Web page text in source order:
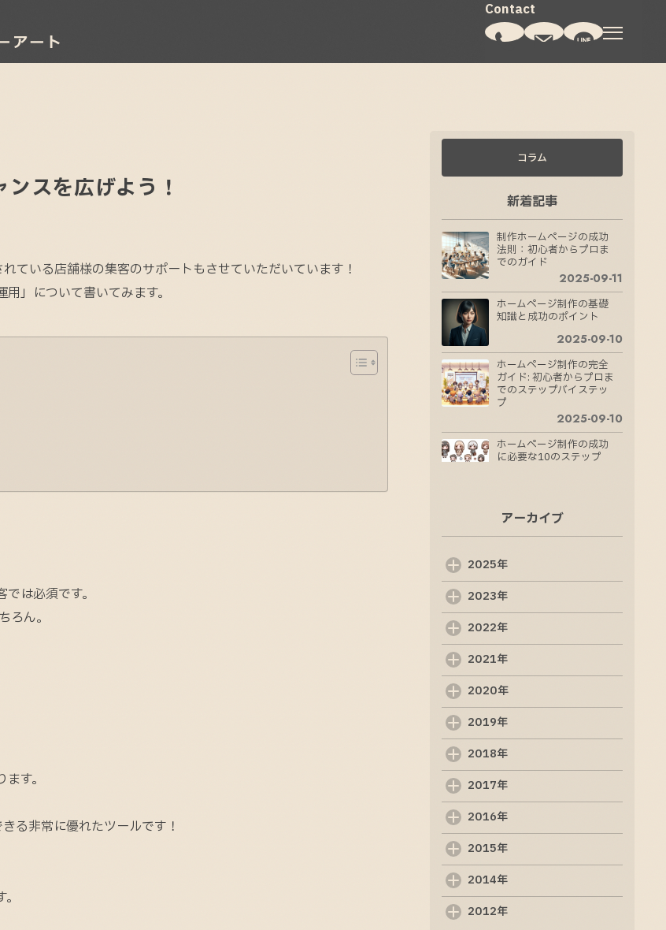
スを広げよう！
ている店舗様の集客のサポートもさせていただいています！
」について書いてみます。
は必須です。
ん。
す。
る非常に優れたツールです！
コラム
新着記事
制作ホームページの成功
法則：初心者からプロま
でのガイド
2025-09-11
ホームページ制作の基礎
知識と成功のポイント
2025-09-10
ホームページ制作の完全
ガイド: 初心者からプロま
でのステップバイステッ
プ
2025-09-10
ホームページ制作の成功
に必要な10のステップ
法則：魅力的なサイトを
Web制作会社の選び方:
成功するためのポイント
Web制作の基礎知識: 初
めての方でも分かるポイ
ント
2025-09-06
ホームページ制作の基本
を理解するためのガイド
2025-09-05
制作ホームページの重要
性と基本知識
ホームページ制作の基礎
知識と成功のポイント
アーカイブ
2025年
2023年
2022年
2021年
2020年
2019年
2018年
2017年
2016年
2015年
2014年
2012年